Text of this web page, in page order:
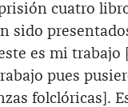
cuatro
sido
es mi
pues
folclóricas].